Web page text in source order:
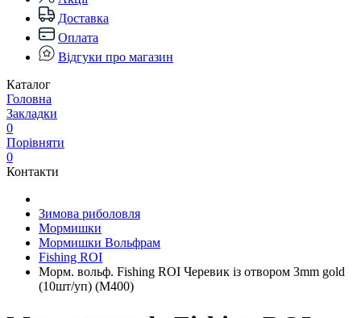
Доставка
Оплата
Відгуки про магазин
Каталог
Головна
Закладки
0
Порівняти
0
Контакти
Зимова риболовля
Мормишки
Мормишки Вольфрам
Fishing ROI
Морм. вольф. Fishing ROI Черевик із отвором 3mm gold
(10шт/уп) (M400)